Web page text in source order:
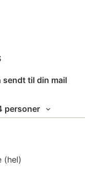
sendt til din mail
personer
(hel)